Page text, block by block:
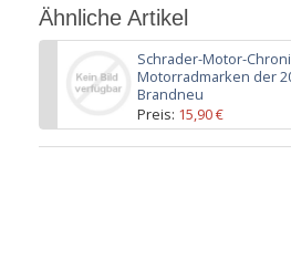
Ähnliche Artikel
Schrader-Motor-
Motorradmarken der
Brandneu
Preis: 15,90 €
inkl. 19% USt., zzgl.